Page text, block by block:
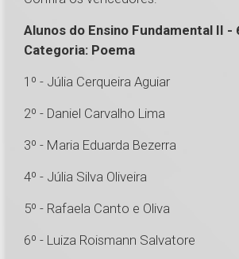
Alunos do Ensino Fundamental II -
Categoria: Poema
1º - Júlia Cerqueira Aguiar
2º - Daniel Carvalho Lima
3º - Maria Eduarda Bezerra
4º - Júlia Silva Oliveira
5º - Rafaela Canto e Oliva
6º - Luiza Roismann Salvatore